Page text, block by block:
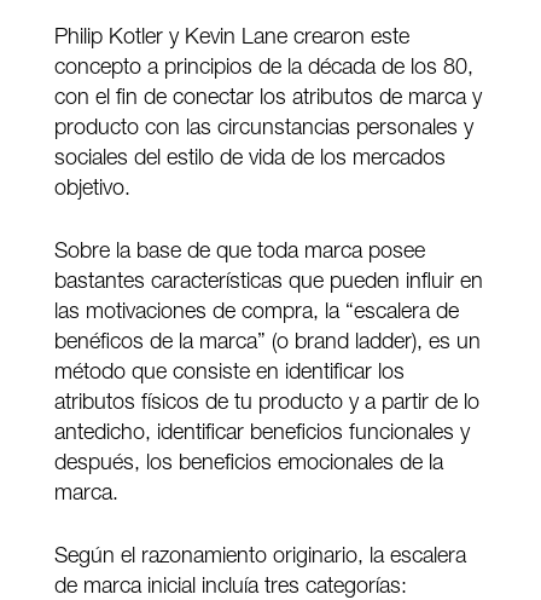
Philip Kotler y Kevin Lane crearon este
concepto a principios de la década de los 80,
con el fin de conectar los atributos de marca y
producto con las circunstancias personales y
sociales del estilo de vida de los mercados
objetivo.
Sobre la base de que toda marca posee
bastantes características que pueden influir en
las motivaciones de compra, la “escalera de
benéficos de la marca” (o brand ladder), es un
método que consiste en identificar los
atributos físicos de tu producto y a partir de lo
antedicho, identificar beneficios funcionales y
después, los beneficios emocionales de la
marca.
Según el razonamiento originario, la escalera
de marca inicial incluía tres categorías: